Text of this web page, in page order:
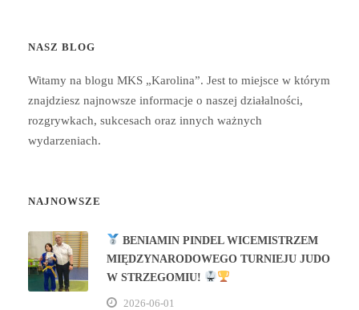
NASZ BLOG
Witamy na blogu MKS „Karolina”. Jest to miejsce w którym
znajdziesz najnowsze informacje o naszej działalności,
rozgrywkach, sukcesach oraz innych ważnych
wydarzeniach.
NAJNOWSZE
BENIAMIN PINDEL WICEMISTRZEM
MIĘDZYNARODOWEGO TURNIEJU JUDO
W STRZEGOMIU!
2026-06-01